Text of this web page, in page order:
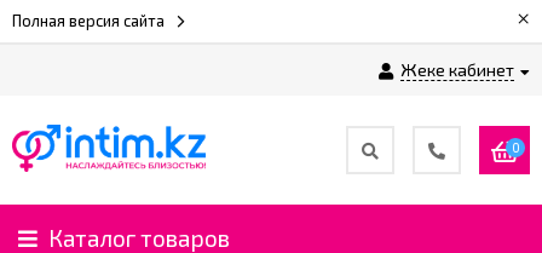
Полная версия сайта ×
Жеке кабинет
0
Каталог товаров